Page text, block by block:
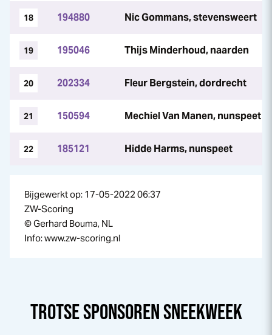
18 194880 Nic Gommans, stevensweert
19 195046 Thijs Minderhoud, naarden
20 202334 Fleur Bergstein, dordrecht
21 150594 Mechiel Van Manen, nunspeet
22 185121 Hidde Harms, nunspeet
Bijgewerkt op: 17-05-2022 06:37
ZW-Scoring
© Gerhard Bouma, NL
Info: www.zw-scoring.nl
TROTSE SPONSORENSNEEKWEEK